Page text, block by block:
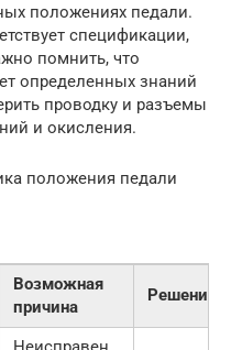
положениях педали.
спецификации,
помнить, что
определенных знаний
проводку и разъемы
и окисления.
положения педали
Возможная
причина
Решение